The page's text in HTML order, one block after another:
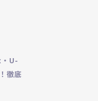
U-
徹底